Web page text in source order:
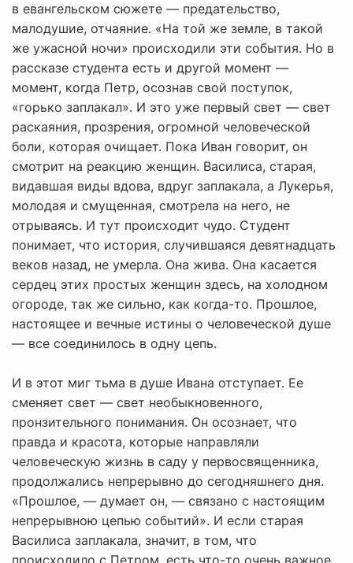
в евангельском сюжете — предательство,
малодушие, отчаяние. «На той же земле, в такой
же ужасной ночи» происходили эти события. Но в
рассказе студента есть и другой момент —
момент, когда Петр, осознав свой поступок,
«горько заплакал». И это уже первый свет — свет
раскаяния, прозрения, огромной человеческой
боли, которая очищает. Пока Иван говорит, он
смотрит на реакцию женщин. Василиса, старая,
видавшая виды вдова, вдруг заплакала, а Лукерья,
молодая и смущенная, смотрела на него, не
отрываясь. И тут происходит чудо. Студент
понимает, что история, случившаяся девятнадцать
веков назад, не умерла. Она жива. Она касается
сердец этих простых женщин здесь, на холодном
огороде, так же сильно, как когда-то. Прошлое,
настоящее и вечные истины о человеческой душе
— все соединилось в одну цепь.
И в этот миг тьма в душе Ивана отступает. Ее
сменяет свет — свет необыкновенного,
пронзительного понимания. Он осознает, что
правда и красота, которые направляли
человеческую жизнь в саду у первосвященника,
продолжались непрерывно до сегодняшнего дня.
«Прошлое, — думает он, — связано с настоящим
непрерывною цепью событий». И если старая
Василиса заплакала, значит, в том, что